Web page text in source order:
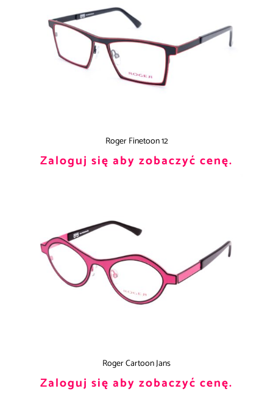
Roger Finetoon 12
Zaloguj się aby zobaczyć cenę.
Roger Cartoon Jans
Zaloguj się aby zobaczyć cenę.